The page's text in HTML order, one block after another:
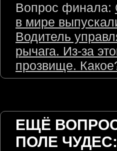
Вопрос финала:
в мире
Водитель
рычага. Из-за
прозвище.
ЕЩЁ
ПОЛЕ ЧУДЕС: